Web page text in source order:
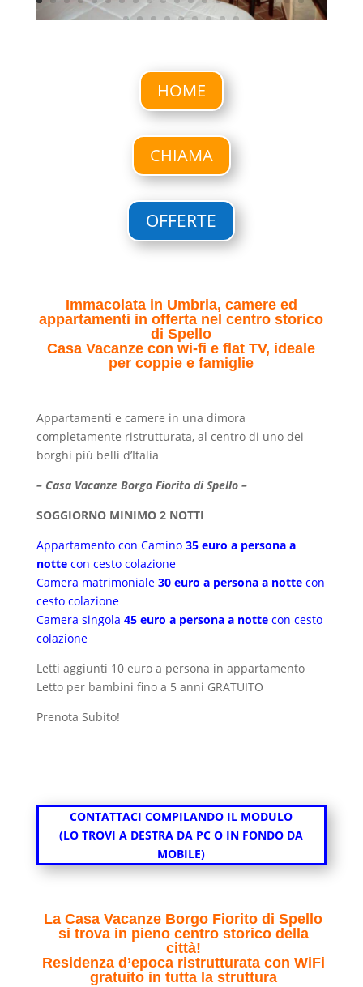
HOME
CHIAMA
OFFERTE
Immacolata in Umbria, camere ed
appartamenti in offerta nel centro storico
di Spello
Casa Vacanze con wi-fi e flat TV, ideale
per coppie e famiglie
Appartamenti e camere in una dimora
completamente ristrutturata, al centro di uno dei
borghi più belli d’Italia
– Casa Vacanze Borgo Fiorito di Spello –
SOGGIORNO MINIMO 2 NOTTI
Appartamento con Camino 35 euro a persona a
nottecon cesto colazione
Camera matrimoniale 30 euro a persona a nottecon
cesto colazione
Camera singola 45 euro a persona a nottecon cesto
colazione
Letti aggiunti 10 euro a persona in appartamento
Letto per bambini fino a 5 anni GRATUITO
Prenota Subito!
CONTATTACI COMPILANDO IL MODULO
(LO TROVI A DESTRA DA PC O IN FONDO DA
MOBILE)
La Casa Vacanze Borgo Fiorito di Spello
si trova in pieno centro storico della
città!
Residenza d’epoca ristrutturata con WiFi
gratuito in tutta la struttura